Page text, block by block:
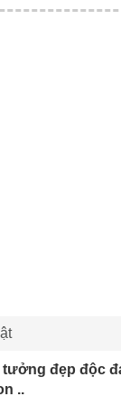
đẹp độc
..